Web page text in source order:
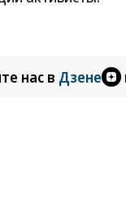
нас в Дзене